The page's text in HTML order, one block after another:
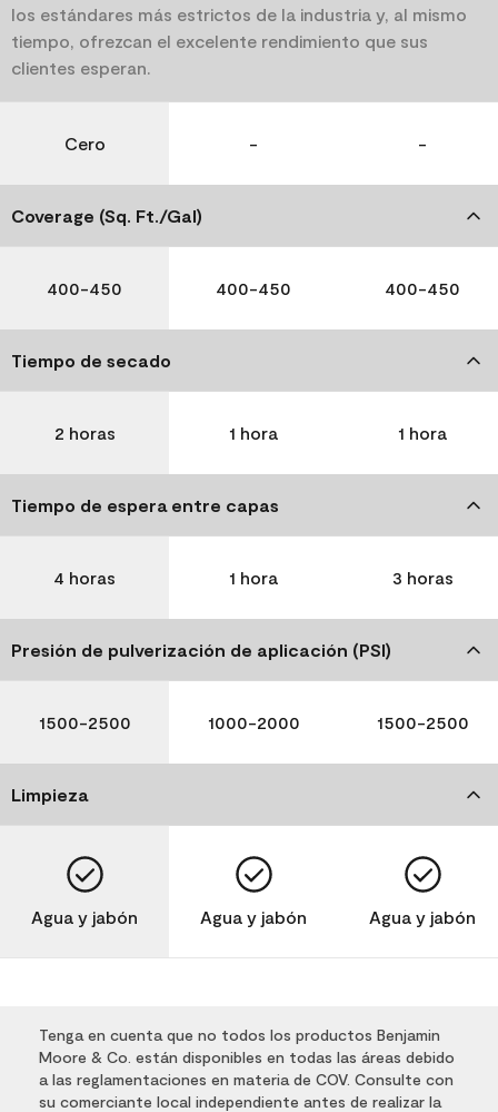
los estándares más estrictos de la industria y, al mismo
tiempo, ofrezcan el excelente rendimiento que sus
clientes esperan.
Cero - -
Coverage (Sq. Ft./Gal)
400-450 400-450 400-450
Tiempo de secado
2 horas 1 hora 1 hora
Tiempo de espera entre capas
4 horas 1 hora 3 horas
Presión de pulverización de aplicación (PSI)
1500-2500 1000-2000 1500-2500
Limpieza
Agua y jabón Agua y jabón Agua y jabón
Tenga en cuenta que no todos los productos Benjamin
Moore & Co. están disponibles en todas las áreas debido
a las reglamentaciones en materia de COV. Consulte con
su comerciante local independiente antes de realizar la